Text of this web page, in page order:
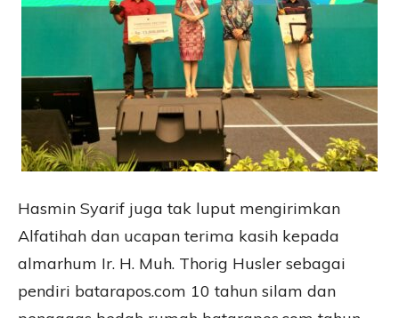
Hasmin Syarif juga tak luput mengirimkan
Alfatihah dan ucapan terima kasih kepada
almarhum Ir. H. Muh. Thorig Husler sebagai
pendiri batarapos.com 10 tahun silam dan